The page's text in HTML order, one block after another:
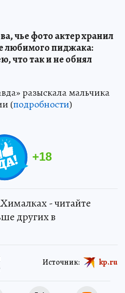
чье фото актер хранил
любимого пиджака:
что так и не обнял
разыскала мальчика
(подробности)
+18
- читайте
других в
Источник: kp.ru